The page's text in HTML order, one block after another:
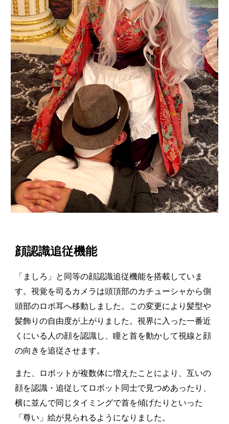
顔認識追従機能
「ましろ」と同等の顔認識追従機能を搭載していま
す。視覚を司るカメラは頭頂部のカチューシャから側
頭部のロボ耳へ移動しました。この変更により髪型や
髪飾りの自由度が上がりました。視界に入った一番近
くにいる人の顔を認識し、瞳と首を動かして視線と顔
の向きを追従させます。
また、ロボットが複数体に増えたことにより、互いの
顔を認識・追従してロボット同士で見つめあったり、
横に並んで同じタイミングで首を傾げたりといった
「尊い」絵が見られるようになりました。